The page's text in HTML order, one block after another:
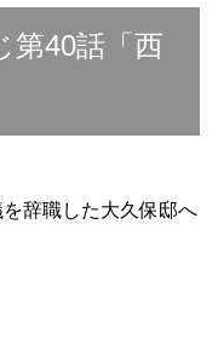
第40話「西
辞職した大久保邸へ